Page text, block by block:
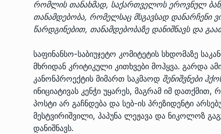
რომლის თანახმად, საქართველოს ეროვნულ
თანამდებობა, რომელსაც მსგავსად დანარჩენი
წარდგინებით, თანამდებობაზე დანიშნავს და
საფინანსო-საბიუჯეტო კომიტეტის სხდომაზე
მხრიდან კრიტიკული კითხვები მოჰყვა. გარდა
კანონპროექტის მიმართ საკმაოდ შენიშვნები
ინიციატივას კენჭი უყარეს, მაგრამ იმ
პოსტი არ გაჩნდება და სებ-ის პრეზიდენტი
მესტვირიშვილი, პაპუნა ლეჟავა და ნიკოლოზ
დანიშნავს.